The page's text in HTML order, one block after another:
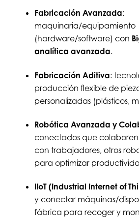
Fabricación Avanzada:
maquinaria/equipamiento
(hardware/software) con
analítica avanzada.
Fabricación Aditiva:
producción flexible de
personalizadas (plásticos,
Robótica Avanzada y
conectados que
con trabajadores, otros
para optimizar
IIoT (Industrial Internet of
y conectar máquinas/
fábrica para recoger y